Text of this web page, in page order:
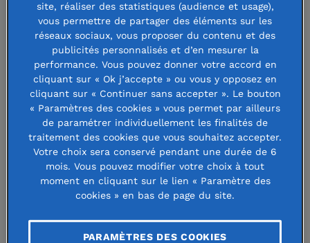
jeudi 17 octobre, le Conservatoire
Darius Milhaud organisait un concert
pour célébrer le 50èmeanniversaire
de la Fondation de France. Donateurs,
fondateurs, bénévoles, porteurs de
projet... ils étaient près de 500
personnes à assister à cet
site, réaliser des statistiques (audience et usage),
vous permettre de partager des éléments sur les
réseaux sociaux, vous proposer du contenu et des
publicités personnalisés et d’en mesurer la
performance. Vous pouvez donner votre accord en
cliquant sur « Ok j’accepte » ou vous y opposez en
cliquant sur « Continuer sans accepter ». Le bouton
« Paramètres des cookies » vous permet par ailleurs
de paramétrer individuellement les finalités de
traitement des cookies que vous souhaitez accepter.
Votre choix sera conservé pendant une durée de 6
mois. Vous pouvez modifier votre choix à tout
moment en cliquant sur le lien « Paramètre des
cookies » en bas de page du site.
PARAMÈTRES DES COOKIES